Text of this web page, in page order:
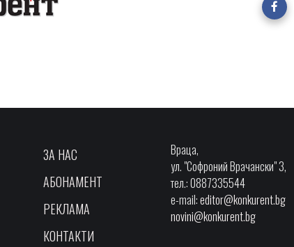
ЗА НАС
АБОНАМЕНТ
РЕКЛАМА
КОНТАКТИ
Враца,
ул. "Софроний Врачански" 3,
тел.: 0887335544
e-mail:editor@konkurent.bg
novini@konkurent.bg